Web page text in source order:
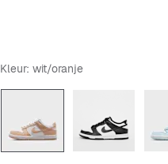
Kleur: wit/oranje